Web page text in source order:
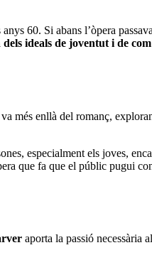
60. Si abans l’òpera
ideals de joventut i de
més enllà del romanç,
especialment els joves,
que fa que el públic pugui
aporta la passió necessària